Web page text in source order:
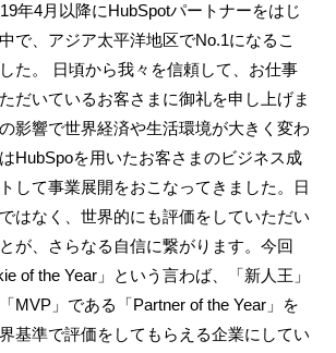
年4月以降にHubSpotパートナーをはじ
で、アジア太平洋地区でNo.1になるこ
た。 日頃から我々を信頼して、お仕事
だいているお客さまに御礼を申し上げま
影響で世界経済や生活環境が大きく変わ
HubSpoを用いたお客さまのビジネス成
して事業展開をおこなってきました。日
はなく、世界的にも評価をしていただい
が、さらなる自信に繋がります。今回
of the Year」という言わば、「新人王」
MVP」である「Partner of the Year」を
基準で評価をしてもらえる企業にしてい